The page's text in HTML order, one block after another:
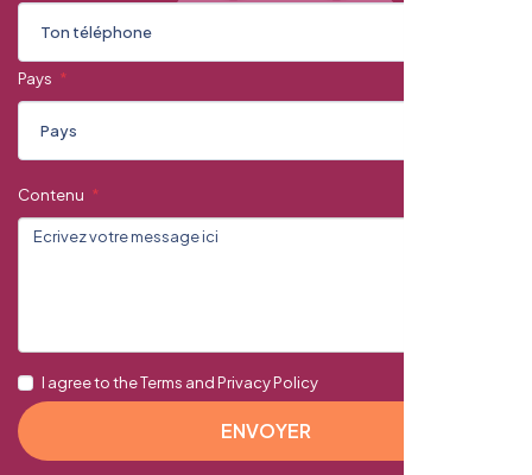
Pays
Contenu
I agree to the Terms and Privacy Policy
ENVOYER